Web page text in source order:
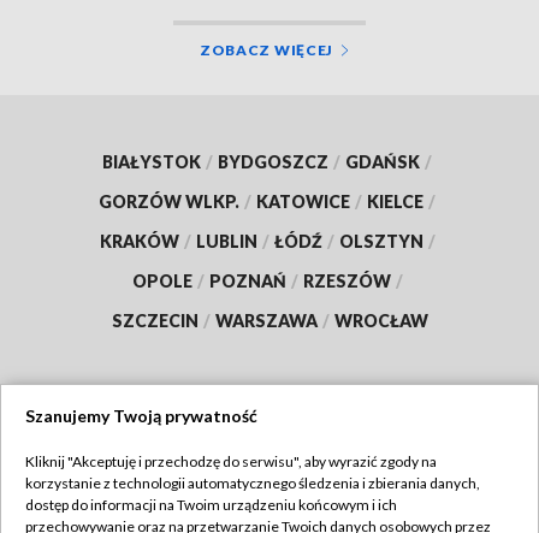
ZOBACZ WIĘCEJ
BIAŁYSTOK / BYDGOSZCZ / GDAŃSK /
GORZÓW WLKP. / KATOWICE / KIELCE /
KRAKÓW / LUBLIN / ŁÓDŹ / OLSZTYN /
OPOLE / POZNAŃ / RZESZÓW /
SZCZECIN / WARSZAWA / WROCŁAW
TVP
Abonament TVP
Szanujemy Twoją prywatność
Kliknij "Akceptuję i przechodzę do serwisu", aby wyrazić zgody na
korzystanie z technologii automatycznego śledzenia i zbierania danych,
dostęp do informacji na Twoim urządzeniu końcowym i ich
przechowywanie oraz na przetwarzanie Twoich danych osobowych przez